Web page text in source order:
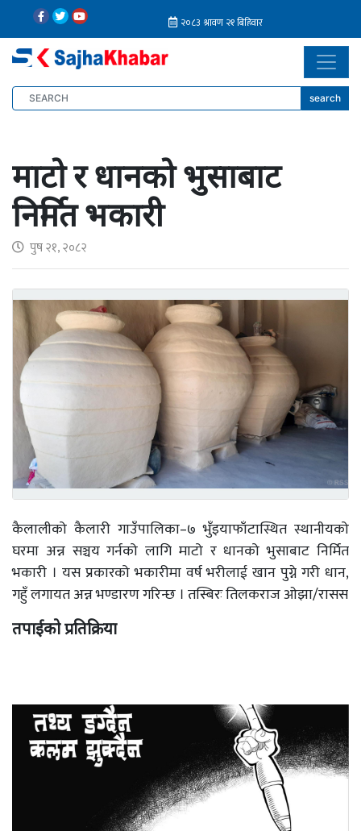
search
माटो र धानको भुसाबाट
निर्मित भकारी
पुष २१, २०८२
कैलालीको कैलारी गाउँपालिका–७ भुँइयाफाँटास्थित स्थानीयको
घरमा अन्न सञ्चय गर्नको लागि माटो र धानको भुसाबाट निर्मित
भकारी । यस प्रकारको भकारीमा वर्ष भरीलाई खान पुग्ने गरी धान,
गहुँ लगायत अन्न भण्डारण गरिन्छ । तस्बिरः तिलकराज ओझा/रासस
तपाईको प्रतिक्रिया